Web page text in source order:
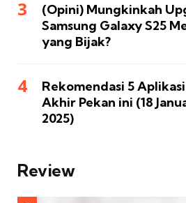
(Opini) Mungkinkah
Samsung Galaxy S25
yang Bijak?
Rekomendasi 5
Akhir Pekan ini (18
2025)
Review